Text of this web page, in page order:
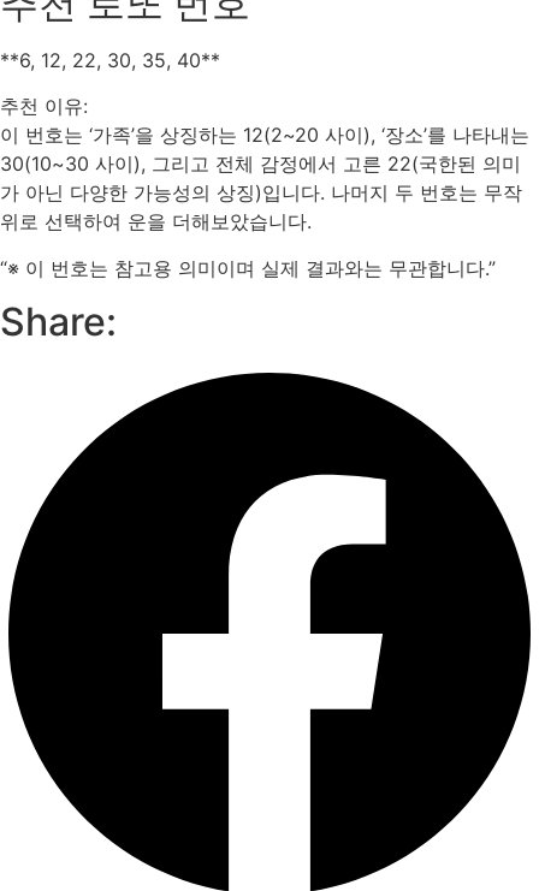
**6, 12, 22, 30, 35, 40**
추천 이유:
이 번호는 ‘가족’을 상징하는 12(2~20 사이), ‘장소’를 나타내는
30(10~30 사이), 그리고 전체 감정에서 고른 22(국한된 의미
가 아닌 다양한 가능성의 상징)입니다. 나머지 두 번호는 무작
위로 선택하여 운을 더해보았습니다.
“※ 이 번호는 참고용 의미이며 실제 결과와는 무관합니다.”
Share: